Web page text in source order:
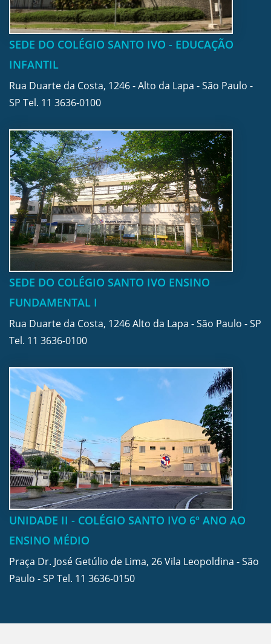
SEDE DO COLÉGIO SANTO IVO - EDUCAÇÃO
INFANTIL
Rua Duarte da Costa, 1246 - Alto da Lapa - São Paulo -
SP Tel. 11 3636-0100
SEDE DO COLÉGIO SANTO IVO ENSINO
FUNDAMENTAL I
Rua Duarte da Costa, 1246 Alto da Lapa - São Paulo - SP
Tel. 11 3636-0100
UNIDADE II - COLÉGIO SANTO IVO 6º ANO AO
ENSINO MÉDIO
Praça Dr. José Getúlio de Lima, 26 Vila Leopoldina - São
Paulo - SP Tel. 11 3636-0150